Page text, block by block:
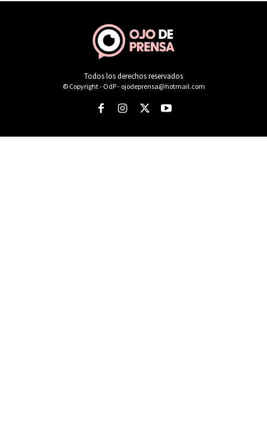
Todos los derechos reservados
© Copyright - OdP - ojodeprensa@hotmail.com